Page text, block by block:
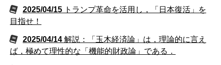
2025/04/15 トランプ革命を活用し，「日本復活」を
目指せ！
2025/04/14 解説：「玉木経済論」は，理論的に言え
ば，極めて理性的な「機能的財政論」である．